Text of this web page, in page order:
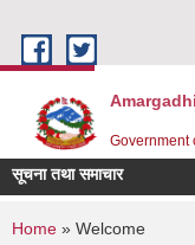
Government
सूचना तथा समाचार
You are here
Home » Welcome